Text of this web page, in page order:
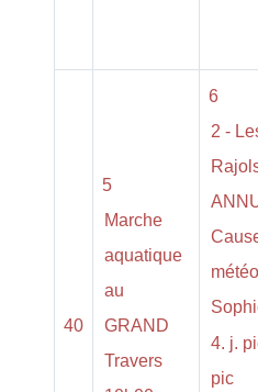
40
5
Marche
aquatique
au
GRAND
Travers
6
2 -
météo
4. j.
pic